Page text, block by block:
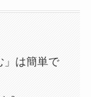
は簡単で